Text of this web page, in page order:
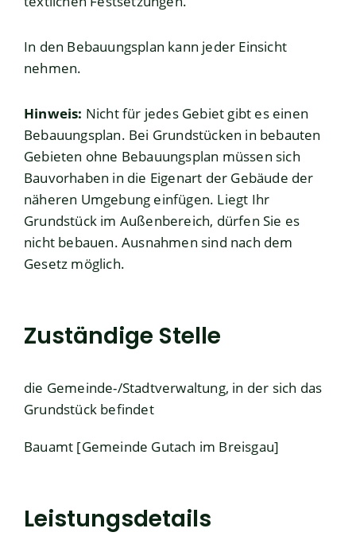
In den Bebauungsplan kann jeder Einsicht
nehmen.
Hinweis: Nicht für jedes Gebiet gibt es einen
Bebauungsplan. Bei Grundstücken in bebauten
Gebieten ohne Bebauungsplan müssen sich
Bauvorhaben in die Eigenart der Gebäude der
näheren Umgebung einfügen. Liegt Ihr
Grundstück im Außenbereich, dürfen Sie es
nicht bebauen. Ausnahmen sind nach dem
Gesetz möglich.
Zuständige Stelle
die Gemeinde-/Stadtverwaltung, in der sich das
Grundstück befindet
Bauamt [Gemeinde Gutach im Breisgau]
Leistungsdetails